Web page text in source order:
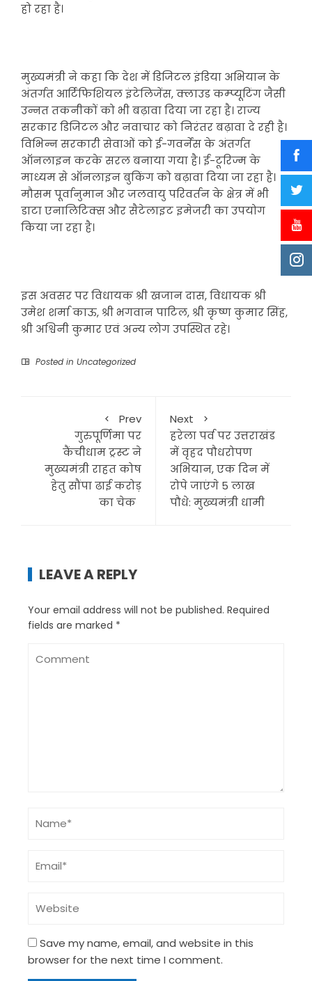
हो रहा है।
मुख्यमंत्री ने कहा कि देश में डिजिटल इंडिया अभियान के
अंतर्गत आर्टिफिशियल इंटेलिजेंस, क्लाउड कम्प्यूटिंग जैसी
उन्नत तकनीकों को भी बढ़ावा दिया जा रहा है। राज्य
सरकार डिजिटल और नवाचार को निरंतर बढ़ावा दे रही है।
विभिन्न सरकारी सेवाओं को ई-गवर्नेंस के अंतर्गत
ऑनलाइन करके सरल बनाया गया है। ई-टूरिज्म के
माध्यम से ऑनलाइन बुकिंग को बढ़ावा दिया जा रहा है।
मौसम पूर्वानुमान और जलवायु परिवर्तन के क्षेत्र में भी
डाटा एनालिटिक्स और सैटेलाइट इमेजरी का उपयोग
किया जा रहा है।
इस अवसर पर विधायक श्री खजान दास, विधायक श्री
उमेश शर्मा काऊ, श्री भगवान पाटिल, श्री कृष्ण कुमार सिंह,
श्री अश्विनी कुमार एवं अन्य लोग उपस्थित रहे।
Posted in Uncategorized
Prev
गुरुपूर्णिमा पर
कैंचीधाम ट्रस्ट ने
मुख्यमंत्री राहत कोष
हेतु सौंपा ढाई करोड़
का चेक
Next
हरेला पर्व पर उत्तराखंड
में वृहद पौधरोपण
अभियान, एक दिन में
रोपे जाएंगे 5 लाख
पौधे: मुख्यमंत्री धामी
LEAVE A REPLY
Your email address will not be published. Required
fields are marked *
Save my name, email, and website in this
browser for the next time I comment.